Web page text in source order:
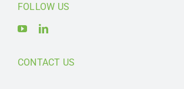
FOLLOW US
CONTACT US